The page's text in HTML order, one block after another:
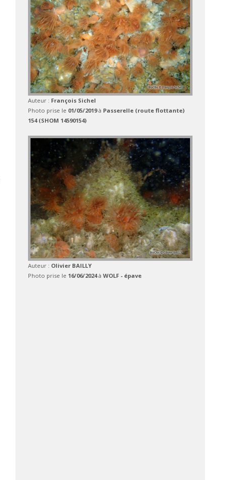
Auteur : François Sichel
Photo prise le 01/05/2019à Passerelle (route flottante)
154 (SHOM 14590154)
Auteur : Olivier BAILLY
Photo prise le 16/06/2024à WOLF - épave